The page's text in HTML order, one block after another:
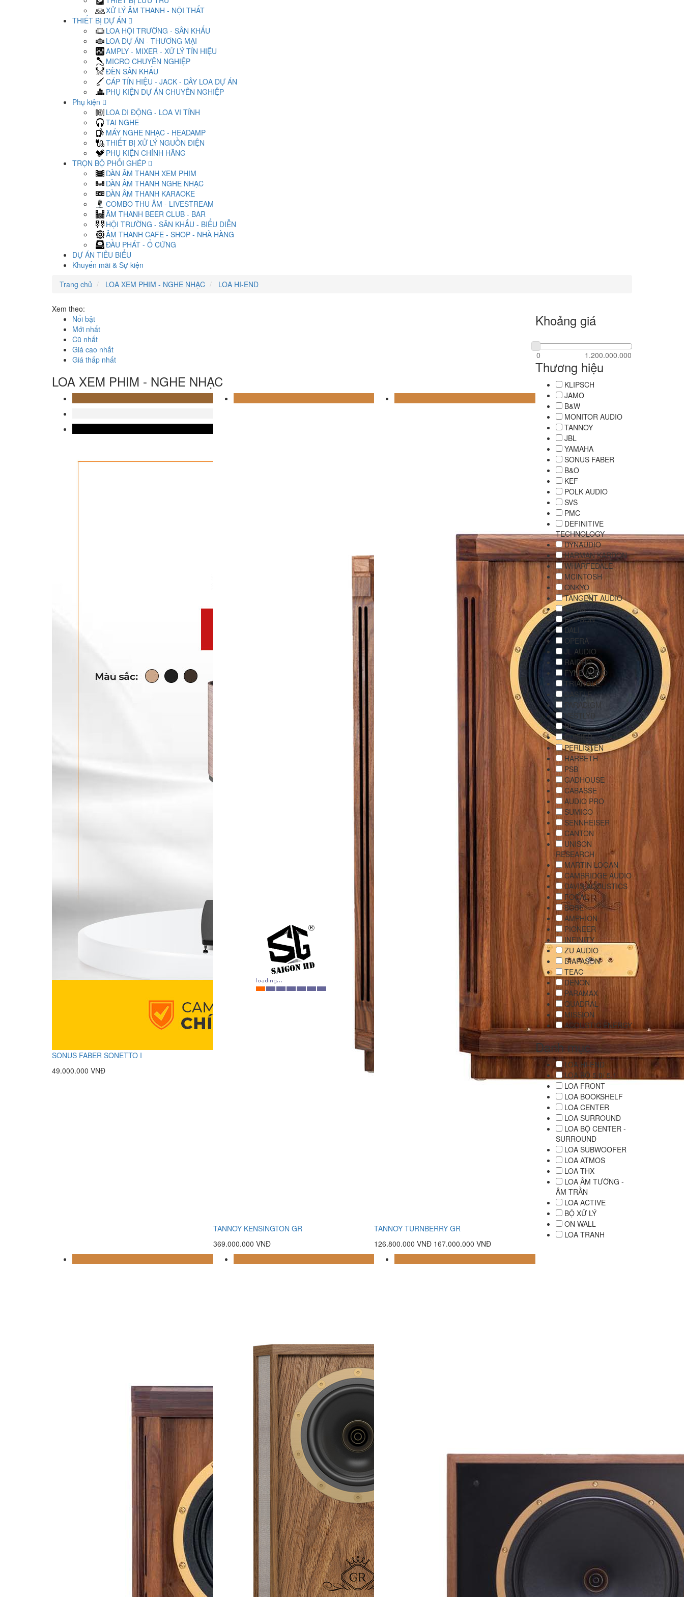
XỬ LÝ ÂM THANH - NỘI THẤT
THIẾT BỊ DỰ ÁN
LOA HỘI TRƯỜNG - SÂN KHẤU
LOA DỰ ÁN - THƯƠNG MẠI
AMPLY - MIXER - XỬ LÝ TÍN HIỆU
MICRO CHUYÊN NGHIỆP
ĐÈN SÂN KHẤU
CÁP TÍN HIỆU - JACK - DÂY LOA DỰ ÁN
PHỤ KIỆN DỰ ÁN CHUYÊN NGHIỆP
Phụ kiện
LOA DI ĐỘNG - LOA VI TÍNH
TAI NGHE
MÁY NGHE NHẠC - HEADAMP
THIẾT BỊ XỬ LÝ NGUỒN ĐIỆN
PHỤ KIỆN CHÍNH HÃNG
TRỌN BỘ PHỐI GHÉP
DÀN ÂM THANH XEM PHIM
DÀN ÂM THANH NGHE NHẠC
DÀN ÂM THANH KARAOKE
COMBO THU ÂM - LIVESTREAM
ÂM THANH BEER CLUB - BAR
HỘI TRƯỜNG - SÂN KHẤU - BIỂU DIỄN
ÂM THANH CAFE - SHOP - NHÀ HÀNG
ĐẦU PHÁT - Ổ CỨNG
DỰ ÁN TIÊU BIỂU
Khuyến mãi & Sự kiện
Trang chủ
LOA XEM PHIM - NGHE NHẠC LOA HI-END
Xem theo:
Nổi bật
Mới nhất
Cũ nhất
Giá cao nhất
Giá thấp nhất
LOA XEM PHIM - NGHE NHẠC
SONUS FABER SONETTO I
49.000.000 VNĐ
TANNOY KENSINGTON GR
369.000.000 VNĐ
TANNOY TURNBERRY GR
126.800.000 VNĐ 167.000.000 VNĐ
Khoảng giá
Thương hiệu
KLIPSCH
JAMO
B&W
MONITOR AUDIO
TANNOY
JBL
YAMAHA
SONUS FABER
B&O
KEF
POLK AUDIO
SVS
PMC
DEFINITIVE
TECHNOLOGY
DYNAUDIO
HARMAN KARDON
WHARFEDALE
MCINTOSH
ONKYO
TANGENT AUDIO
ELTAX
ELIPSON
DALI
OPERA
JL AUDIO
RAIDHO
FYNE AUDIO
TRIANGLE
CASTLE
PARADIGM
VESTLYD
REL
EDIFIER
PERLISTEN
HARBETH
PSB
GADHOUSE
CABASSE
AUDIO PRO
SUMICO
SENNHEISER
CANTON
UNISON
RESEARCH
MARTIN LOGAN
CAMBRIDGE AUDIO
DAVIS ACOUSTICS
FOCAL
BOSE
AMPHION
PIONEER
INFINITY
ZU AUDIO
DIAPASON
TEAC
DENON
PARAMAX
QUADRAL
MISSION
ACOUSTIC ENERGY
Danh mục
LOA HI-END
LOA BỘ 5.0/ 5.1
LOA FRONT
LOA BOOKSHELF
LOA CENTER
LOA SURROUND
LOA BỘ CENTER -
SURROUND
LOA SUBWOOFER
LOA ATMOS
LOA THX
LOA ÂM TƯỜNG -
ÂM TRẦN
LOA ACTIVE
BỘ XỬ LÝ
ON WALL
LOA TRANH